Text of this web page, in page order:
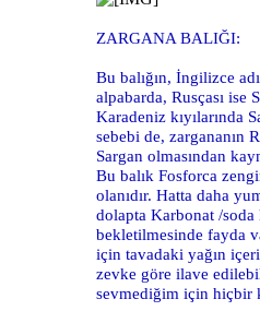
ZARGANA BALIĞI:
Bu balığın, İngilizce
alpabarda, Rusçası ise
Karadeniz kıyılarında
sebebi de, zargananın
Sargan olmasından
Bu balık Fosforca
olanıdır. Hatta daha
dolapta Karbonat /soda
bekletilmesinde fayda
için tavadaki yağın
zevke göre ilave
sevmediğim için hiçbir